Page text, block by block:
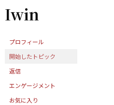
プ
ム
Iwin
プロフィール
開始したトピック
返信
エンゲージメント
お気に入り